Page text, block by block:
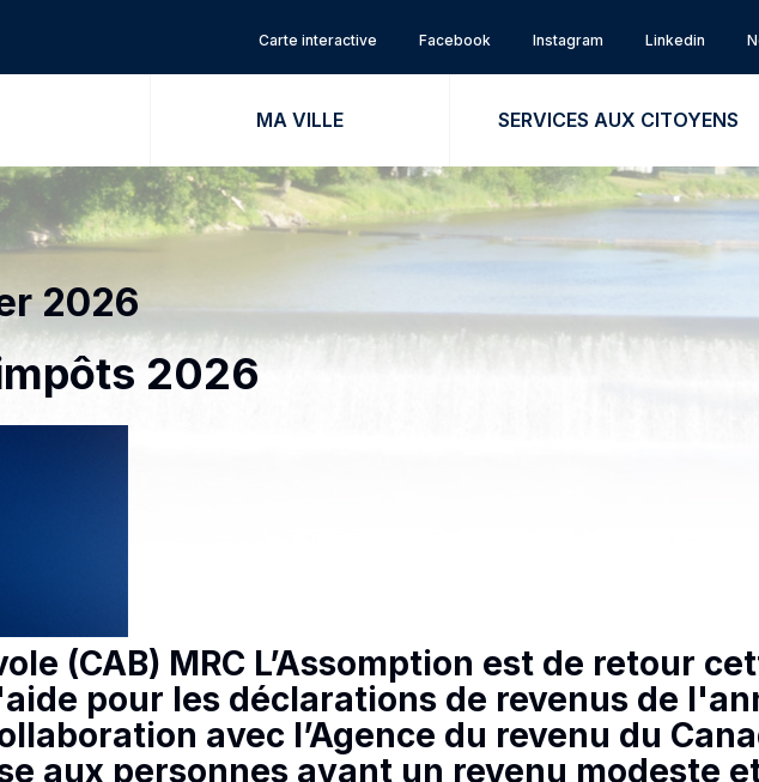
Carte interactive Facebook Instagram Linkedin
MA VILLE SERVICES AUX CITOYENS
2026
2026
(CAB) MRC L’Assomption est de retour
pour les déclarations de revenus de
avec l’Agence du revenu du
aux personnes ayant un revenu modeste